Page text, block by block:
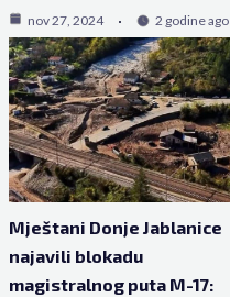
nov 27, 2024 2 godine ago
Mještani Donje Jablanice
najavili blokadu
magistralnog puta M-17: